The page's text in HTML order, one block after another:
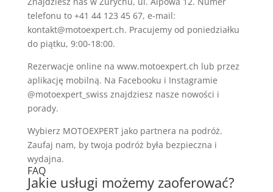
telefonu to +41 44 123 45 67, e-mail:
kontakt@motoexpert.ch. Pracujemy od poniedziałku
do piątku, 9:00-18:00.
Rezerwacje online na www.motoexpert.ch lub przez
aplikację mobilną. Na Facebooku i Instagramie
@motoexpert_swiss znajdziesz nasze nowości i
porady.
Wybierz MOTOEXPERT jako partnera na podróż.
Zaufaj nam, by twoja podróż była bezpieczna i
wydajna.
FAQ
Jakie usługi możemy zaoferować?